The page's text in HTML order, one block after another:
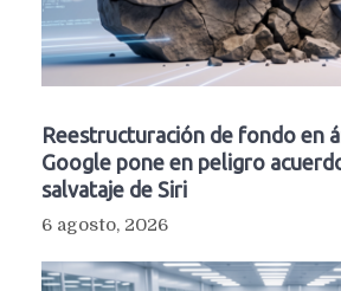
Reestructuración de fondo en
Google pone en peligro
salvataje de Siri
6 agosto, 2026